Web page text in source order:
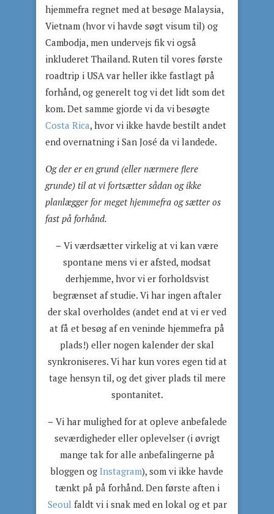
hjemmefra regnet med at besøge Malaysia,
Vietnam (hvor vi havde søgt visum til) og
Cambodja, men undervejs fik vi også
inkluderet Thailand. Ruten til vores første
roadtrip i USA var heller ikke fastlagt på
forhånd, og generelt tog vi det lidt som det
kom. Det samme gjorde vi da vi besøgte
Costa Rica, hvor vi ikke havde bestilt andet
end overnatning i San José da vi landede.
Og der er en grund (eller nærmere flere
grunde) til at vi fortsætter sådan og ikke
planlægger for meget hjemmefra og sætter os
fast på forhånd.
– Vi værdsætter virkelig at vi kan være
spontane mens vi er afsted, modsat
derhjemme, hvor vi er forholdsvist
begrænset af studie. Vi har ingen aftaler
der skal overholdes (andet end at vi er ved
at få et besøg af en veninde hjemmefra på
plads!) eller nogen kalender der skal
synkroniseres. Vi har kun vores egen tid at
tage hensyn til, og det giver plads til mere
spontanitet.
– Vi har mulighed for at opleve anbefalede
seværdigheder eller oplevelser (i øvrigt
mange tak for alle anbefalingerne på
bloggen og Instagram), som vi ikke havde
tænkt på på forhånd. Den første aften i
Seoul faldt vi i snak med en lokal og et par